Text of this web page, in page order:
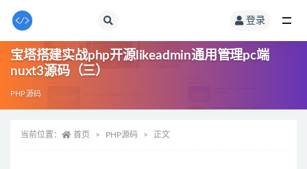
登录
宝塔搭建实战php开源likeadmin通用管理pc端
nuxt3源码（三）
PHP源码
当前位置： 首页 PHP源码 正文